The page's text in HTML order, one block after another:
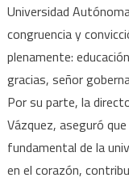
Universidad
congruencia y
plenamente:
gracias, señor
Por su parte, la
Vázquez, aseguró
fundamental de la
en el corazón,